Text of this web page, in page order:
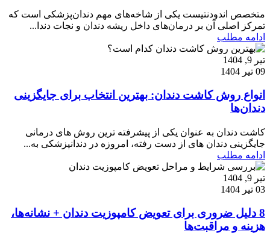
متخصص اندودنتیست یکی از شاخه‌های مهم دندان‌پزشکی است که
تمرکز اصلی آن بر درمان‌های داخل ریشه دندان و نجات دندا...
ادامه مطلب
تیر 9, 1404
09 تیر 1404
انواع روش کاشت دندان: بهترین انتخاب برای جایگزینی
دندان‌ها
کاشت دندان به عنوان یکی از پیشرفته ترین روش های درمانی
جایگزینی دندان های از دست رفته، امروزه در دندانپزشکی به...
ادامه مطلب
تیر 9, 1404
03 تیر 1404
8 دلیل ضروری برای تعویض کامپوزیت دندان + نشانه‌ها،
هزینه و مراقبت‌ها